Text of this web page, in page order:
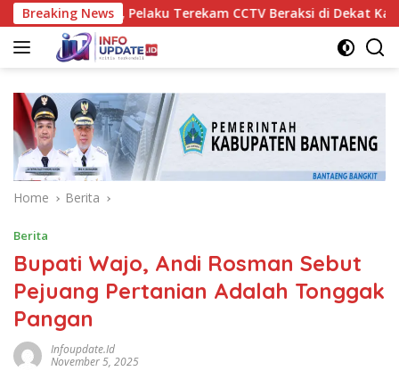
Skip
to
content
Breaking News
Pelaku Terekam CCTV Beraksi di Dekat Kantor Desa
Home Berita
Berita
Bupati Wajo, Andi Rosman Sebut
Pejuang Pertanian Adalah Tonggak
Pangan
Infoupdate.id
November 5, 2025